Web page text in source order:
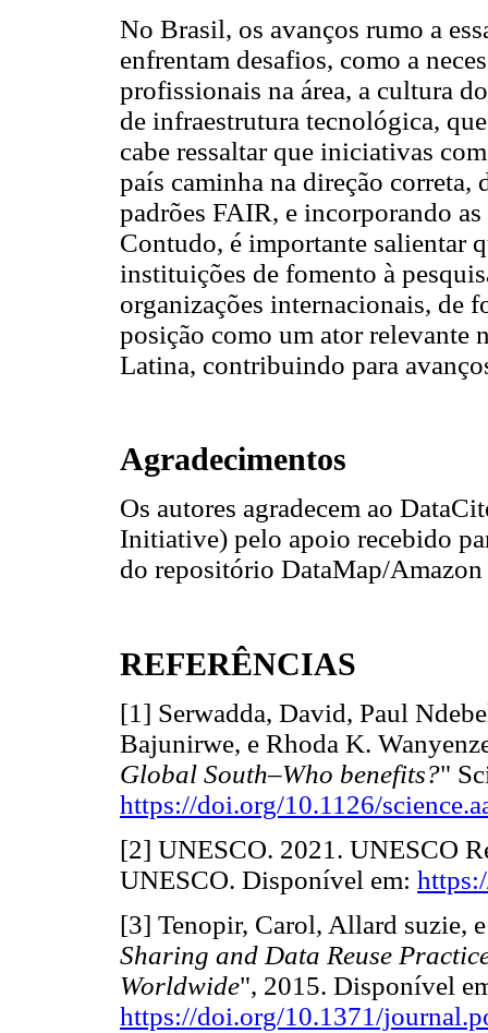
No Brasil, os avanços rumo a
enfrentam desafios, como a
profissionais na área, a cultura
de infraestrutura tecnológica,
cabe ressaltar que iniciativas
país caminha na direção correta,
padrões FAIR, e incorporando
Contudo, é importante salientar
instituições de fomento à
organizações internacionais, de
posição como um ator relevante
Latina, contribuindo para
Agradecimentos
Os autores agradecem ao
Initiative) pelo apoio recebido
do repositório DataMap/Amazon
REFERÊNCIAS
[1] Serwadda, David, Paul
Bajunirwe, e Rhoda K.
Global South–Who benefits?"
https://doi.org/10.1126/
[2] UNESCO. 2021. UNESCO
UNESCO. Disponível em:
[3] Tenopir, Carol, Allard suzie,
Sharing and Data Reuse
Worldwide", 2015. Disponível
https://doi.org/10.1371/